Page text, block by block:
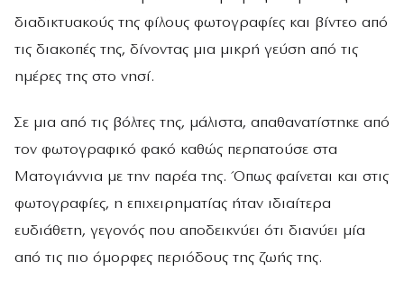
διαδικτυακούς της φίλους φωτογραφίες και βίντεο από
τις διακοπές της, δίνοντας μια μικρή γεύση από τις
ημέρες της στο νησί.
Σε μια από τις βόλτες της, μάλιστα, απαθανατίστηκε από
τον φωτογραφικό φακό καθώς περπατούσε στα
Ματογιάννια με την παρέα της. Όπως φαίνεται και στις
φωτογραφίες, η επιχειρηματίας ήταν ιδιαίτερα
ευδιάθετη, γεγονός που αποδεικνύει ότι διανύει μία
από τις πιο όμορφες περιόδους της ζωής της.